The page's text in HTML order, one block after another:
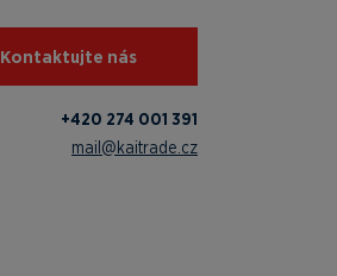
Kontaktujte nás
+420 274 001 391
mail@kaitrade.cz